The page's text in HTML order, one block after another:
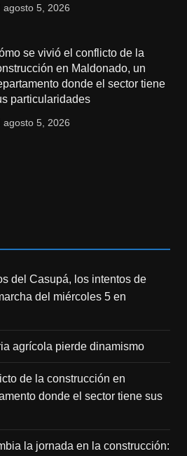
agosto 5, 2026
se vivió el conflicto de la
en Maldonado, un
donde el sector tiene
particularidades
agosto 5, 2026
del Casupá, los intentos de
del miércoles 5 en
agrícola pierde dinamismo
de la construcción en
donde el sector tiene sus
la jornada en la construcción: